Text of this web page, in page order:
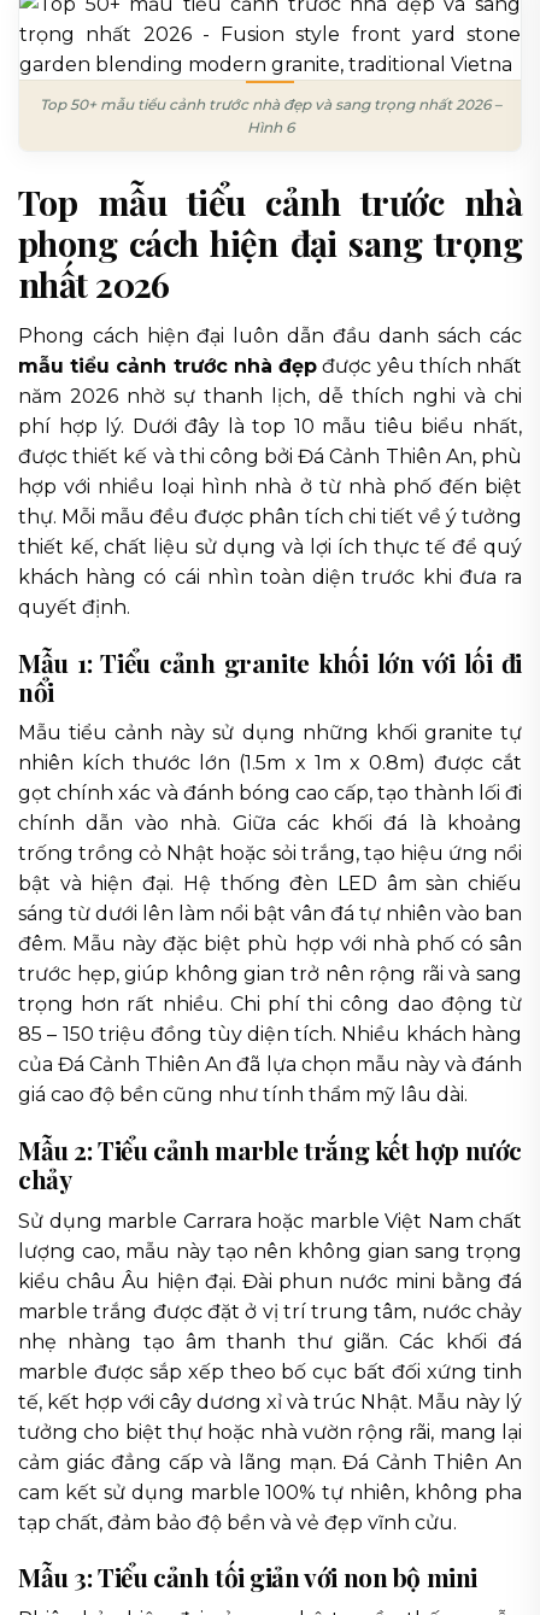
Top 50+ mẫu tiểu cảnh trước nhà đẹp và sang trọng nhất 2026 –
Hình 6
Top mẫu tiểu cảnh trước nhà
phong cách hiện đại sang trọng
nhất 2026
Phong cách hiện đại luôn dẫn đầu danh sách các
mẫu tiểu cảnh trước nhà đẹp được yêu thích nhất
năm 2026 nhờ sự thanh lịch, dễ thích nghi và chi
phí hợp lý. Dưới đây là top 10 mẫu tiêu biểu nhất,
được thiết kế và thi công bởi Đá Cảnh Thiên An, phù
hợp với nhiều loại hình nhà ở từ nhà phố đến biệt
thự. Mỗi mẫu đều được phân tích chi tiết về ý tưởng
thiết kế, chất liệu sử dụng và lợi ích thực tế để quý
khách hàng có cái nhìn toàn diện trước khi đưa ra
quyết định.
Mẫu 1: Tiểu cảnh granite khối lớn với lối đi
nổi
Mẫu tiểu cảnh này sử dụng những khối granite tự
nhiên kích thước lớn (1.5m x 1m x 0.8m) được cắt
gọt chính xác và đánh bóng cao cấp, tạo thành lối đi
chính dẫn vào nhà. Giữa các khối đá là khoảng
trống trồng cỏ Nhật hoặc sỏi trắng, tạo hiệu ứng nổi
bật và hiện đại. Hệ thống đèn LED âm sàn chiếu
sáng từ dưới lên làm nổi bật vân đá tự nhiên vào ban
đêm. Mẫu này đặc biệt phù hợp với nhà phố có sân
trước hẹp, giúp không gian trở nên rộng rãi và sang
trọng hơn rất nhiều. Chi phí thi công dao động từ
85 – 150 triệu đồng tùy diện tích. Nhiều khách hàng
của Đá Cảnh Thiên An đã lựa chọn mẫu này và đánh
giá cao độ bền cũng như tính thẩm mỹ lâu dài.
Mẫu 2: Tiểu cảnh marble trắng kết hợp nước
chảy
Sử dụng marble Carrara hoặc marble Việt Nam chất
lượng cao, mẫu này tạo nên không gian sang trọng
kiểu châu Âu hiện đại. Đài phun nước mini bằng đá
marble trắng được đặt ở vị trí trung tâm, nước chảy
nhẹ nhàng tạo âm thanh thư giãn. Các khối đá
marble được sắp xếp theo bố cục bất đối xứng tinh
tế, kết hợp với cây dương xỉ và trúc Nhật. Mẫu này lý
tưởng cho biệt thự hoặc nhà vườn rộng rãi, mang lại
cảm giác đẳng cấp và lãng mạn. Đá Cảnh Thiên An
cam kết sử dụng marble 100% tự nhiên, không pha
tạp chất, đảm bảo độ bền và vẻ đẹp vĩnh cửu.
Mẫu 3: Tiểu cảnh tối giản với non bộ mini